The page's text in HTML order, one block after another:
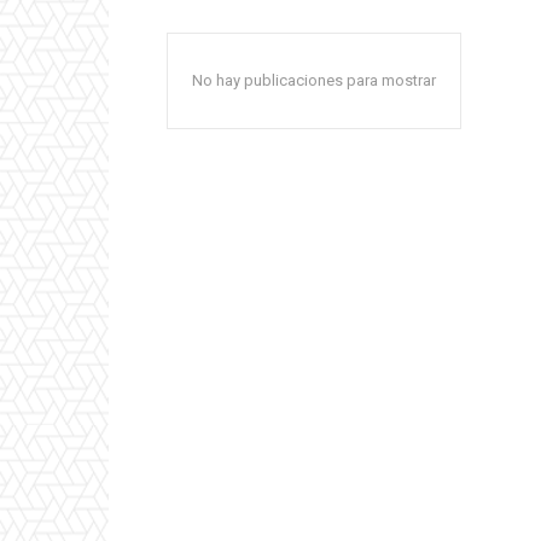
No hay publicaciones para mostrar